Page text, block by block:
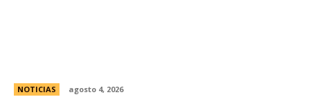
NOTICIAS agosto 4, 2026